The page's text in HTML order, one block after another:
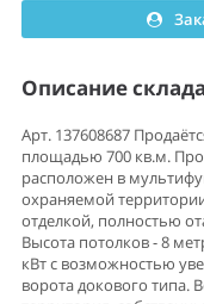
Описание склада
Арт. 137608687
площадью 700 кв.м.
расположен в
охраняемой
отделкой, полностью
Высота потолков - 8
кВт с возможностью
ворота докового типа.